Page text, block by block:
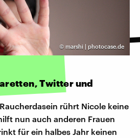
© marshi | photocase.de
Twitter und
rührt Nicole keine
nun auch anderen Frauen
für ein halbes Jahr keinen